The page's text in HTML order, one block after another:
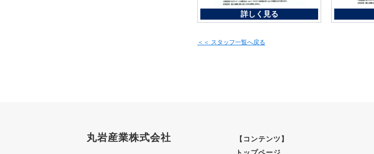
詳しく見る
＜＜ スタッフ一覧へ戻る
丸岩産業株式会社
【コンテンツ】
トップページ